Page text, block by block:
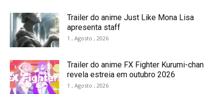
Trailer do anime Just Like Mona Lisa
apresenta staff
1 , Agosto , 2026
Trailer do anime FX Fighter Kurumi-chan
revela estreia em outubro 2026
1 , Agosto , 2026